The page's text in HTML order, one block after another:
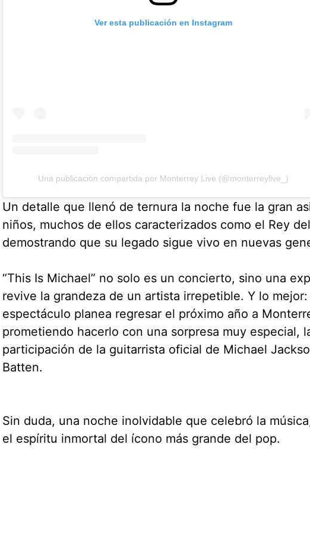
Ver esta publicación en Instagram
Una publicación compartida por Monterrey Live (@monterreylive_)
Un detalle que llenó de ternura la noche fue la gran
niños, muchos de ellos caracterizados como el Rey
demostrando que su legado sigue vivo en nuevas
“This Is Michael” no solo es un concierto, sino una
revive la grandeza de un artista irrepetible. Y lo mejor:
espectáculo planea regresar el próximo año a
prometiendo hacerlo con una sorpresa muy especial,
participación de la guitarrista oficial de Michael
Batten.
Sin duda, una noche inolvidable que celebró la
el espíritu inmortal del ícono más grande del pop.